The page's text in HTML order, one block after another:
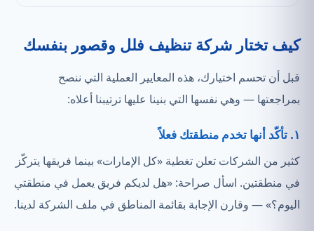
كيف تختار شركة تنظيف فلل وقصور بنفسك
قبل أن تحسم اختيارك، هذه المعايير العملية التي ننصح
بمراجعتها — وهي نفسها التي بنينا عليها ترتيبنا أعلاه:
١. تأكّد أنها تخدم منطقتك فعلاً
كثير من الشركات تعلن تغطية «كل الإمارات» بينما فريقها يتركّز
في منطقتين. اسأل صراحة: «هل لديكم فريق يعمل في منطقتي
اليوم؟» — وقارن الإجابة بقائمة المناطق في ملف الشركة لدينا.